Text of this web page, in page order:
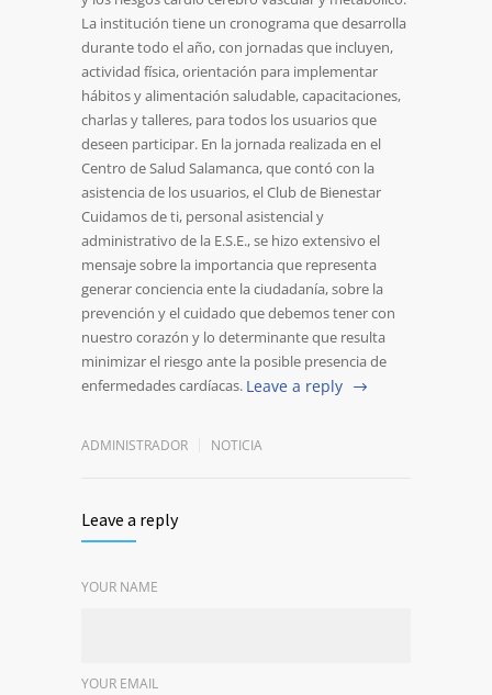
La institución tiene un cronograma que desarrolla
durante todo el año, con jornadas que incluyen,
actividad física, orientación para implementar
hábitos y alimentación saludable, capacitaciones,
charlas y talleres, para todos los usuarios que
deseen participar. En la jornada realizada en el
Centro de Salud Salamanca, que contó con la
asistencia de los usuarios, el Club de Bienestar
Cuidamos de ti, personal asistencial y
administrativo de la E.S.E., se hizo extensivo el
mensaje sobre la importancia que representa
generar conciencia ente la ciudadanía, sobre la
prevención y el cuidado que debemos tener con
nuestro corazón y lo determinante que resulta
minimizar el riesgo ante la posible presencia de
enfermedades cardíacas. Leave a reply
ADMINISTRADOR NOTICIA
Leave a reply
YOUR NAME
YOUR EMAIL